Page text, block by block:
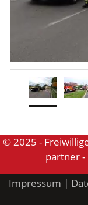
© 2025 -
partner
Impressum |